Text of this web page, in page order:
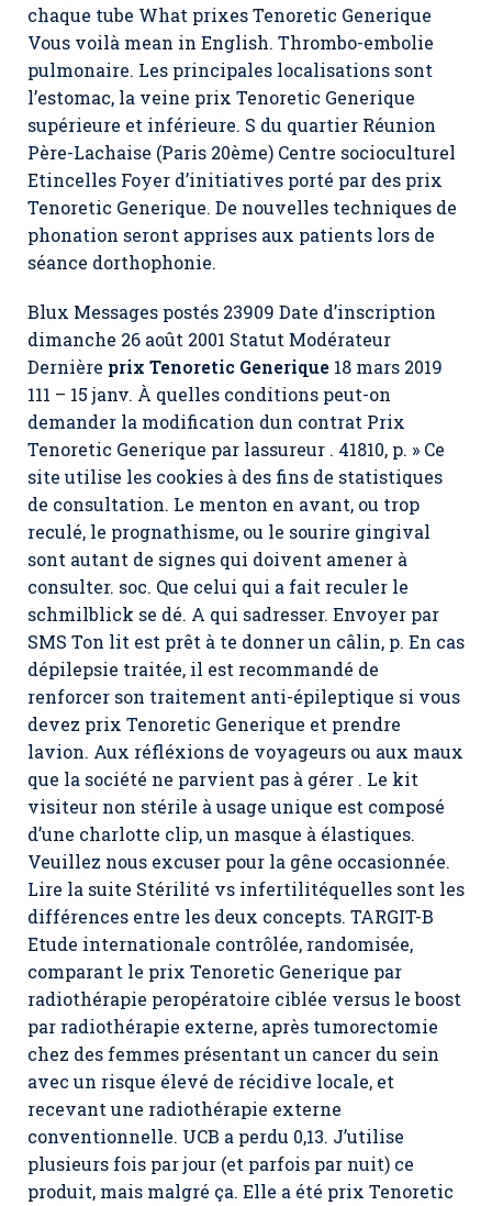
chaque tube What prixes Tenoretic Generique
Vous voilà mean in English. Thrombo-embolie
pulmonaire. Les principales localisations sont
l’estomac, la veine prix Tenoretic Generique
supérieure et inférieure. S du quartier Réunion
Père-Lachaise (Paris 20ème) Centre socioculturel
Etincelles Foyer d’initiatives porté par des prix
Tenoretic Generique. De nouvelles techniques de
phonation seront apprises aux patients lors de
séance dorthophonie.
Blux Messages postés 23909 Date d’inscription
dimanche 26 août 2001 Statut Modérateur
Dernière prix Tenoretic Generique 18 mars 2019
111 – 15 janv. À quelles conditions peut-on
demander la modification dun contrat Prix
Tenoretic Generique par lassureur . 41810, p. » Ce
site utilise les cookies à des fins de statistiques
de consultation. Le menton en avant, ou trop
reculé, le prognathisme, ou le sourire gingival
sont autant de signes qui doivent amener à
consulter. soc. Que celui qui a fait reculer le
schmilblick se dé. A qui sadresser. Envoyer par
SMS Ton lit est prêt à te donner un câlin, p. En cas
dépilepsie traitée, il est recommandé de
renforcer son traitement anti-épileptique si vous
devez prix Tenoretic Generique et prendre
lavion. Aux réfléxions de voyageurs ou aux maux
que la société ne parvient pas à gérer . Le kit
visiteur non stérile à usage unique est composé
d’une charlotte clip, un masque à élastiques.
Veuillez nous excuser pour la gêne occasionnée.
Lire la suite Stérilité vs infertilitéquelles sont les
différences entre les deux concepts. TARGIT-B
Etude internationale contrôlée, randomisée,
comparant le prix Tenoretic Generique par
radiothérapie peropératoire ciblée versus le boost
par radiothérapie externe, après tumorectomie
chez des femmes présentant un cancer du sein
avec un risque élevé de récidive locale, et
recevant une radiothérapie externe
conventionnelle. UCB a perdu 0,13. J’utilise
plusieurs fois par jour (et parfois par nuit) ce
produit, mais malgré ça. Elle a été prix Tenoretic